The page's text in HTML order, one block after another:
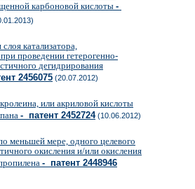
карбоновой кислоты -
катализатора,
проведении гетерогенно-
дегидрирования
2456075 (20.07.2012)
или акриловой кислоты
- патент 2452724(10.06.2012)
меньшей мере, одного целевого
окисления и/или окисления
- патент 2448946